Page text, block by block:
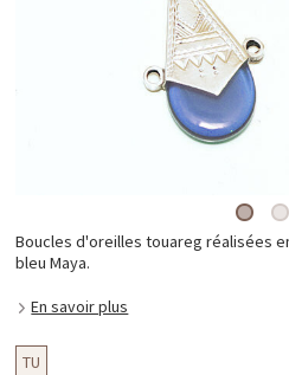
Boucles d'oreilles touareg réalisées
bleu Maya.
En savoir plus
TU